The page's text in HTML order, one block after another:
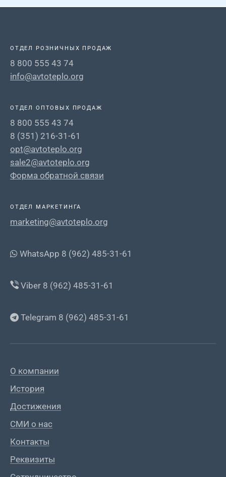
ОТДЕЛ РОЗНИЧНЫХ ПРОДАЖ
8 800 555 43 74
info@avtoteplo.org
ОТДЕЛ ОПТОВЫХ ПРОДАЖ
8 800 555 43 74
8 (351) 216-31-61
opt@avtoteplo.org
sale2@avtoteplo.org
Форма обратной связи
ОТДЕЛ МАРКЕТИНГА
marketing@avtoteplo.org
WhatsApp 8 (962) 485-31-61
Viber 8 (962) 485-31-61
Telegram 8 (962) 485-31-61
О компании
История
Достижения
СМИ о нас
Контакты
Реквизиты